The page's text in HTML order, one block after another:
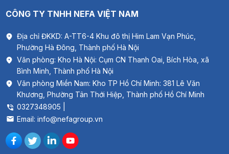
CÔNG TY TNHH NEFA VIỆT NAM
Địa chỉ ĐKKD: A-TT6-4 Khu đô thị Him Lam Vạn Phúc,
Phường Hà Đông, Thành phố Hà Nội
Văn phòng: Kho Hà Nội: Cụm CN Thanh Oai, Bích Hòa, xã
Bình Minh, Thành phố Hà Nội
Văn phòng Miền Nam: Kho TP Hồ Chí Minh: 381 Lê Văn
Khương, Phường Tân Thới Hiệp, Thành phố Hồ Chí Minh
0327348905 |
Email: info@nefagroup.vn